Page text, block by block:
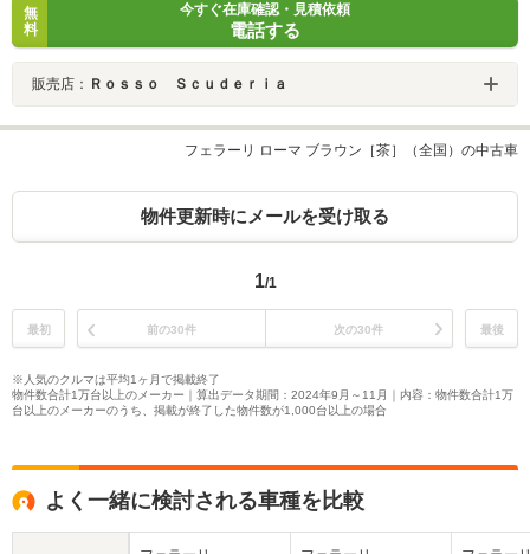
無
料
今すぐ在庫確認・見積依頼
電話する
販売店： Ｒｏｓｓｏ Ｓｃｕｄｅｒｉａ
フェラーリ ローマ ブラウン［茶］（全国）の中古車
物件更新時にメールを受け取る
1/1
最初 前の30件 次の30件 最後
※人気のクルマは平均1ヶ月で掲載終了
物件数合計1万台以上のメーカー｜算出データ期間：2024年9月～11月｜内容：物件数合計1万
台以上のメーカーのうち、掲載が終了した物件数が1,000台以上の場合
よく一緒に検討される車種を比較